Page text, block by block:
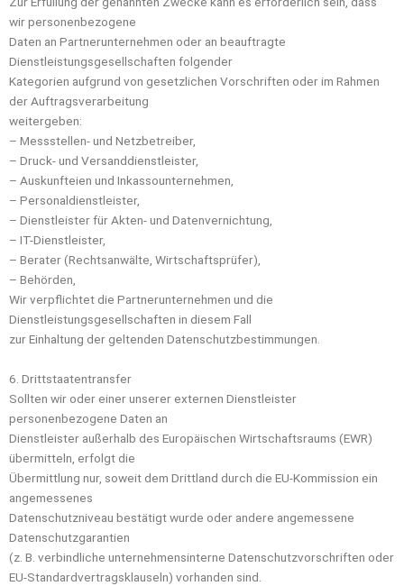
wir personenbezogene
Daten an Partnerunternehmen oder an beauftragte
Dienstleistungsgesellschaften folgender
Kategorien aufgrund von gesetzlichen Vorschriften oder im Rahmen
der Auftragsverarbeitung
weitergeben:
– Messstellen- und Netzbetreiber,
– Druck- und Versanddienstleister,
– Auskunfteien und Inkassounternehmen,
– Personaldienstleister,
– Dienstleister für Akten- und Datenvernichtung,
– IT-Dienstleister,
– Berater (Rechtsanwälte, Wirtschaftsprüfer),
– Behörden,
Wir verpflichtet die Partnerunternehmen und die
Dienstleistungsgesellschaften in diesem Fall
zur Einhaltung der geltenden Datenschutzbestimmungen.
6. Drittstaatentransfer
Sollten wir oder einer unserer externen Dienstleister
personenbezogene Daten an
Dienstleister außerhalb des Europäischen Wirtschaftsraums (EWR)
übermitteln, erfolgt die
Übermittlung nur, soweit dem Drittland durch die EU-Kommission ein
angemessenes
Datenschutzniveau bestätigt wurde oder andere angemessene
Datenschutzgarantien
(z. B. verbindliche unternehmensinterne Datenschutzvorschriften oder
EU-Standardvertragsklauseln) vorhanden sind.